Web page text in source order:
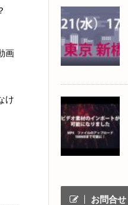
画
け
お問合せ